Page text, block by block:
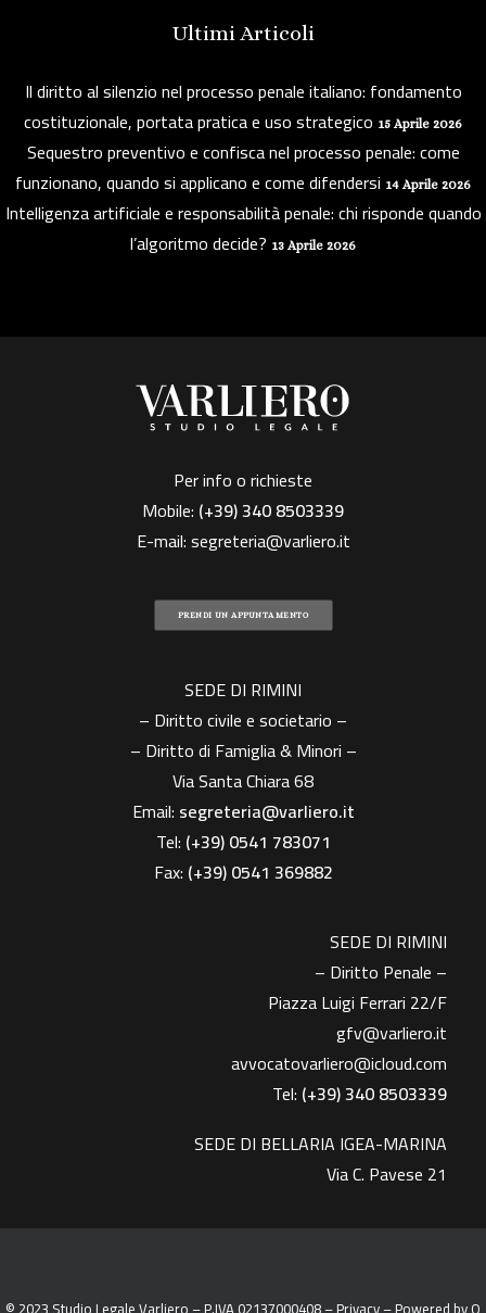
Ultimi Articoli
Il diritto al silenzio nel processo penale italiano: fondamento
costituzionale, portata pratica e uso strategico 15 Aprile 2026
Sequestro preventivo e confisca nel processo penale: come
funzionano, quando si applicano e come difendersi 14 Aprile 2026
Intelligenza artificiale e responsabilità penale: chi risponde quando
l’algoritmo decide? 13 Aprile 2026
Per info o richieste
Mobile: (+39)340 8503339
E-mail:segreteria@varliero.it
PRENDI UN APPUNTAMENTO
SEDE DI RIMINI
– Diritto civile e societario –
– Diritto di Famiglia & Minori –
Via Santa Chiara 68
Email: segreteria@varliero.it
Tel: (+39) 0541 783071
Fax: (+39)0541 369882
SEDE DI RIMINI
– Diritto Penale –
Piazza Luigi Ferrari 22/F
gfv@varliero.it
avvocatovarliero@icloud.com
Tel: (+39) 340 8503339
SEDE DI BELLARIA IGEA-MARINA
Via C. Pavese 21